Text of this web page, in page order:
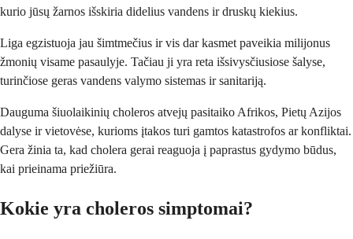
kurio jūsų žarnos išskiria didelius vandens ir druskų kiekius.
Liga egzistuoja jau šimtmečius ir vis dar kasmet paveikia milijonus
žmonių visame pasaulyje. Tačiau ji yra reta išsivysčiusiose šalyse,
turinčiose geras vandens valymo sistemas ir sanitariją.
Dauguma šiuolaikinių choleros atvejų pasitaiko Afrikos, Pietų Azijos
dalyse ir vietovėse, kurioms įtakos turi gamtos katastrofos ar konfliktai.
Gera žinia ta, kad cholera gerai reaguoja į paprastus gydymo būdus,
kai prieinama priežiūra.
Kokie yra choleros simptomai?